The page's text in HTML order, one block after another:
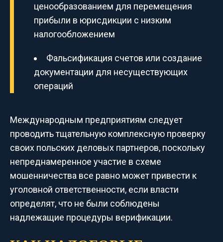
ценообразованием для перемещения
прибыли в юрисдикции с низким
налогообложением
Фальсификация счетов или создание
документации для несуществующих
операций
Международным предприятиям следует
проводить тщательную комплексную проверку
своих польских деловых партнеров, поскольку
непреднамеренное участие в схеме
мошенничества все равно может привести к
уголовной ответственности, если власти
определят, что не были соблюдены
надлежащие процедуры верификации.